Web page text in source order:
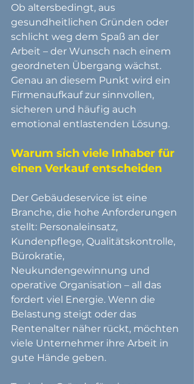
Ob altersbedingt, aus
gesundheitlichen Gründen oder
schlicht weg dem Spaß an der
Arbeit – der Wunsch nach einem
geordneten Übergang wächst.
Genau an diesem Punkt wird ein
Firmenaufkauf zur sinnvollen,
sicheren und häufig auch
emotional entlastenden Lösung.
Warum sich viele Inhaber für
einen Verkauf entscheiden
Der Gebäudeservice ist eine
Branche, die hohe Anforderungen
stellt: Personaleinsatz,
Kundenpflege, Qualitätskontrolle,
Bürokratie,
Neukundengewinnung und
operative Organisation – all das
fordert viel Energie. Wenn die
Belastung steigt oder das
Rentenalter näher rückt, möchten
viele Unternehmer ihre Arbeit in
gute Hände geben.